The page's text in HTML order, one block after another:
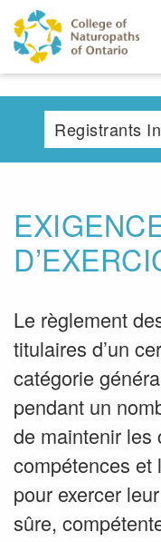
Skip to main
Registrants
Le règlement
titulaires d’un
catégorie
pendant un
de maintenir les
compétences et
pour exercer
sûre,